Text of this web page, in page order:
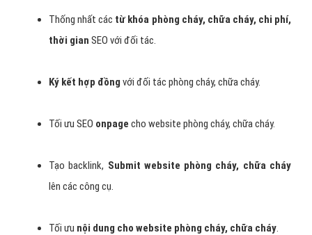
Thống nhất các từ khóa phòng cháy, chữa cháy, chi phí,
thời gian SEO với đối tác.
Ký kết hợp đồng với đối tác phòng cháy, chữa cháy.
Tối ưu SEO onpage cho website phòng cháy, chữa cháy.
Tạo backlink, Submit website phòng cháy, chữa cháy
lên các công cụ.
Tối ưu nội dung cho website phòng cháy, chữa cháy.